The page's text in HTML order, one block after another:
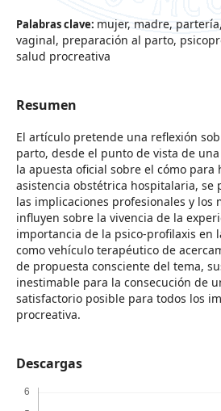
Palabras clave: mujer, madre,
vaginal, preparación al parto,
salud procreativa
Resumen
El artículo pretende una reflexión
parto, desde el punto de vista de
la apuesta oficial sobre el cómo para
asistencia obstétrica hospitalaria, se
las implicaciones profesionales y los
influyen sobre la vivencia de la
importancia de la psico-profilaxis en
como vehículo terapéutico de
de propuesta consciente del tema,
inestimable para la consecución de
satisfactorio posible para todos los
procreativa.
Descargas